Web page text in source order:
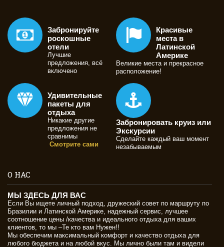
Забронируйте
роскошные
отели
Лучшие
предложения, всё
включено
Красивые
места в
Латинской
Америке
Великие места и прекрасное
расположение!
Удивительные
пакеты для
отдыха
Никакие другие
предложения не
сравнимы
Смотрите сами
Забронировать круиз или
Экскурсии
Сделайте каждый ваш момент
незабываемым
О НАС
МЫ ЗДЕСЬ ДЛЯ ВАС
Если Вы ищете личный подход, дружеский совет по маршруту по
Бразилии и Латинской Америке, надежный сервис, лучшее
соотношение цены /качества и идеального отдыха для ваших
клиентов, то мы –Те кто вам Нужен!!
Мы обеспечим максимальный комфорт и качество отдыха для
любого бюджета и на любой вкус. Мы лично были там и видели